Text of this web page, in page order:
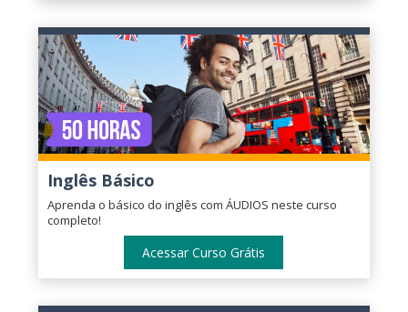
Inglês Básico
Aprenda o básico do inglês com ÁUDIOS neste curso
completo!
Acessar Curso Grátis